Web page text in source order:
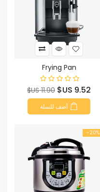
Frying Pan
السعر
9.52 US$ السعر
الأساسي
11.90 US$
أضف للسلة
‎-20%